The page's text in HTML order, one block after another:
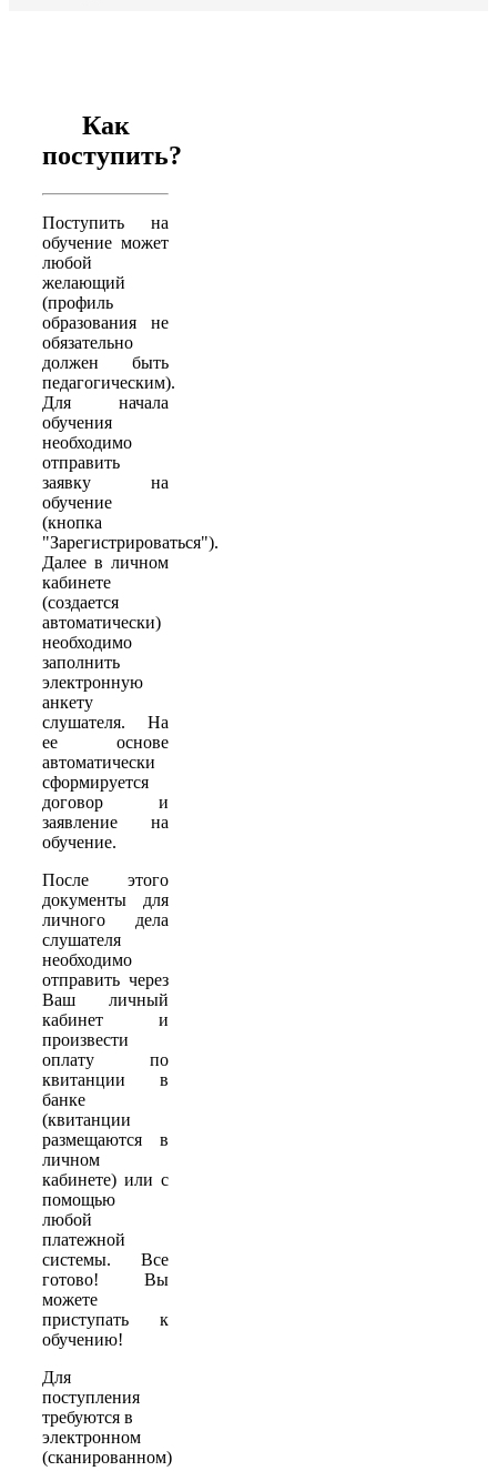
Как
поступить?
Поступить на
обучение может
любой
желающий
(профиль
образования не
обязательно
должен быть
педагогическим).
Для начала
обучения
необходимо
отправить
заявку на
обучение
(кнопка
"Зарегистрироваться").
Далее в личном
кабинете
(создается
автоматически)
необходимо
заполнить
электронную
анкету
слушателя. На
ее основе
автоматически
сформируется
договор и
заявление на
обучение.
После этого
документы для
личного дела
слушателя
необходимо
отправить через
Ваш личный
кабинет и
произвести
оплату по
квитанции в
банке
(квитанции
размещаются в
личном
кабинете) или с
помощью
любой
платежной
системы. Все
готово! Вы
можете
приступать к
обучению!
Для
поступления
требуются в
электронном
(сканированном)